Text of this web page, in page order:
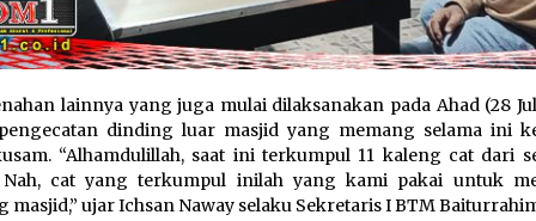
lainnya yang juga mulai dilaksanakan pada Ahad (28
dinding luar masjid yang memang selama ini
“Alhamdulillah, saat ini terkumpul 11 kaleng cat dari
cat yang terkumpul inilah yang kami pakai untuk
masjid,” ujar Ichsan Naway selaku Sekretaris I BTM